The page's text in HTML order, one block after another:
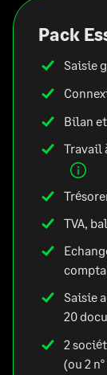
Pack
Saisie
Bilan
Travail
TVA,
Saisie
20
2
(ou 2